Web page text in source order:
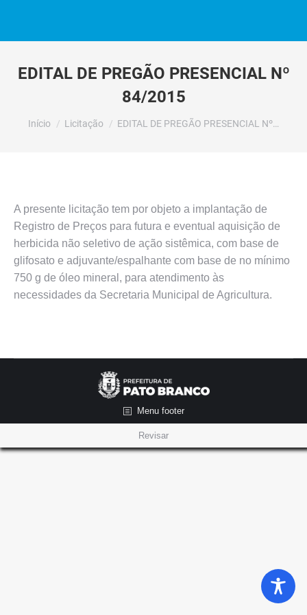
EDITAL DE PREGÃO PRESENCIAL Nº
84/2015
Você está aqui:
Início Licitação EDITAL DE PREGÃO PRESENCIAL Nº…
A presente licitação tem por objeto a implantação de
Registro de Preços para futura e eventual aquisição de
herbicida não seletivo de ação sistêmica, com base de
glifosato e adjuvante/espalhante com base de no mínimo
750 g de óleo mineral, para atendimento às
necessidades da Secretaria Municipal de Agricultura.
Menu footer
Revisar